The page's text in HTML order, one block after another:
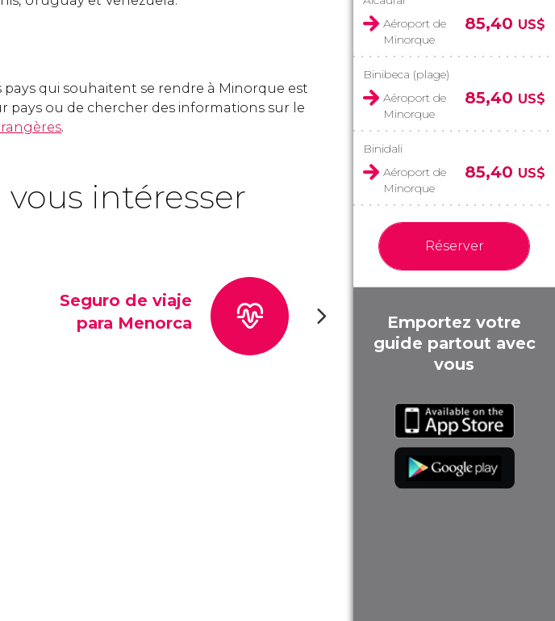
qui souhaitent se rendre à Minorque est
pays ou de chercher des informations sur le
.
intéresser
Seguro de viaje
para Menorca
Aéroport de
Minorque
85,40 US$
Binibeca (plage)
Aéroport de
Minorque
85,40 US$
Binidali
Aéroport de
Minorque
85,40 US$
Réserver
Emportez votre
guide partout avec
vous